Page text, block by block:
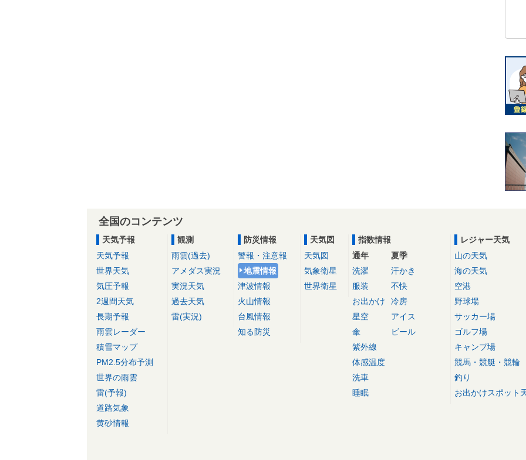
全国のコンテンツ
天気予報
天気予報
世界天気
気圧予報
2週間天気
長期予報
雨雲レーダー
積雪マップ
PM2.5分布予測
世界の雨雲
雷(予報)
道路気象
黄砂情報
観測
雨雲(過去)
アメダス実況
実況天気
過去天気
雷(実況)
防災情報
警報・注意報
地震情報
津波情報
火山情報
台風情報
知る防災
天気図
天気図
気象衛星
世界衛星
指数情報
通年
洗濯
服装
お出かけ
星空
傘
紫外線
体感温度
洗車
睡眠
夏季
汗かき
不快
冷房
アイス
ビール
レジャー天気
山の天気
海の天気
空港
野球場
サッカー場
ゴルフ場
キャンプ場
競馬・競艇・競輪
釣り
お出かけスポット